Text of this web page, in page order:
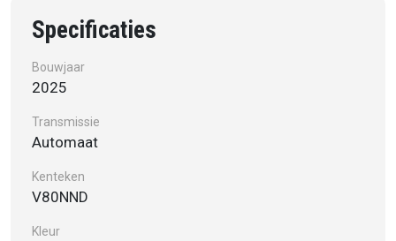
Specificaties
Bouwjaar
2025
Transmissie
Automaat
Kenteken
V80NND
Kleur